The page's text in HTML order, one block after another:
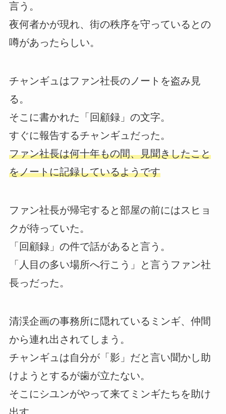
言う。
夜何者かが現れ、街の秩序を守っているとの
噂があったらしい。
チャンギュはファン社長のノートを盗み見
る。
そこに書かれた「回顧録」の文字。
すぐに報告するチャンギュだった。
ファン社長は何十年もの間、見聞きしたこと
をノートに記録しているようです
ファン社長が帰宅すると部屋の前にはスヒョ
クが待っていた。
「回顧録」の件で話があると言う。
「人目の多い場所へ行こう」と言うファン社
長っだった。
清渓企画の事務所に隠れているミンギ、仲間
から連れ出されてしまう。
チャンギュは自分が「影」だと言い聞かし助
けようとするが歯が立たない。
そこにシユンがやって来てミンギたちを助け